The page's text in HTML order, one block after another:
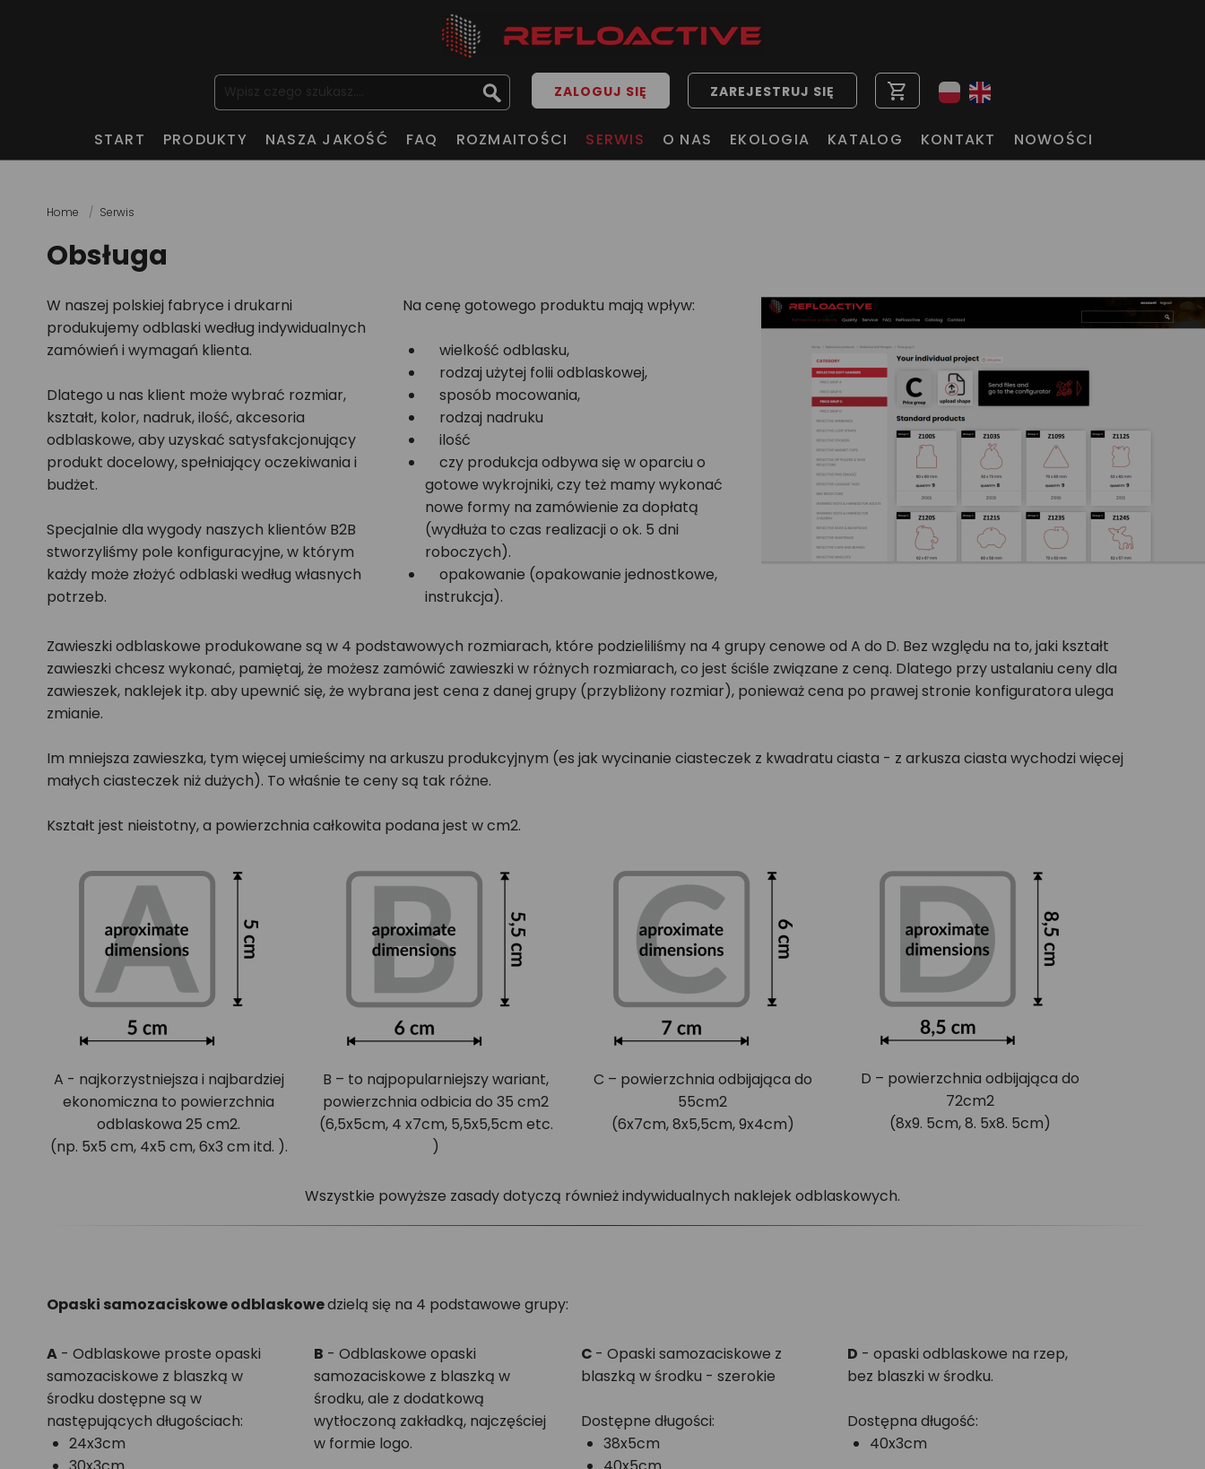
ZALOGUJ SIĘ ZAREJESTRUJ SIĘ shopping_cart
START PRODUKTY NASZA JAKOŚĆ FAQ ROZMAITOŚCI SERWIS O NAS EKOLOGIA KATALOG KONTAKT NOWOŚCI
Home Serwis
Obsługa
W naszej polskiej fabryce i drukarni
produkujemy odblaski według indywidualnych
zamówień i wymagań klienta.
Dlatego u nas klient może wybrać rozmiar,
kształt, kolor, nadruk, ilość, akcesoria
odblaskowe, aby uzyskać satysfakcjonujący
produkt docelowy, spełniający oczekiwania i
budżet.
Specjalnie dla wygody naszych klientów B2B
stworzyliśmy pole konfiguracyjne, w którym
każdy może złożyć odblaski według własnych
potrzeb.
Na cenę gotowego produktu mają wpływ:
wielkość odblasku,
rodzaj użytej folii odblaskowej,
sposób mocowania,
rodzaj nadruku
ilość
czy produkcja odbywa się w oparciu o
gotowe wykrojniki, czy też mamy wykonać
nowe formy na zamówienie za dopłatą
(wydłuża to czas realizacji o ok. 5 dni
roboczych).
opakowanie (opakowanie jednostkowe,
instrukcja).
Zawieszki odblaskowe produkowane są w 4 podstawowych rozmiarach, które podzieliliśmy na 4 grupy cenowe od A do D. Bez względu na to, jaki kształt
zawieszki chcesz wykonać, pamiętaj, że możesz zamówić zawieszki w różnych rozmiarach, co jest ściśle związane z ceną. Dlatego przy ustalaniu ceny dla
zawieszek, naklejek itp. aby upewnić się, że wybrana jest cena z danej grupy (przybliżony rozmiar), ponieważ cena po prawej stronie konfiguratora ulega
zmianie.
Im mniejsza zawieszka, tym więcej umieścimy na arkuszu produkcyjnym (es jak wycinanie ciasteczek z kwadratu ciasta - z arkusza ciasta wychodzi więcej
małych ciasteczek niż dużych). To właśnie te ceny są tak różne.
Kształt jest nieistotny, a powierzchnia całkowita podana jest w cm2.
A - najkorzystniejsza i najbardziej
ekonomiczna to powierzchnia
odblaskowa 25 cm2.
(np. 5x5 cm, 4x5 cm, 6x3 cm itd. ).
B – to najpopularniejszy wariant,
powierzchnia odbicia do 35 cm2
(6,5x5cm, 4 x7cm, 5,5x5,5cm etc.
)
C – powierzchnia odbijająca do
55cm2
(6x7cm, 8x5,5cm, 9x4cm)
D – powierzchnia odbijająca do
72cm2
(8x9. 5cm, 8. 5x8. 5cm)
Wszystkie powyższe zasady dotyczą również indywidualnych naklejek odblaskowych.
Opaski samozaciskowe odblaskowedzielą się na 4 podstawowe grupy:
A - Odblaskowe proste opaski
samozaciskowe z blaszką w
środku dostępne są w
następujących długościach:
24x3cm
B - Odblaskowe opaski
samozaciskowe z blaszką w
środku, ale z dodatkową
wytłoczoną zakładką, najczęściej
w formie logo.
C - Opaski samozaciskowe z
blaszką w środku - szerokie
Dostępne długości:
38x5cm
D - opaski odblaskowe na rzep,
bez blaszki w środku.
Dostępna długość:
40x3cm